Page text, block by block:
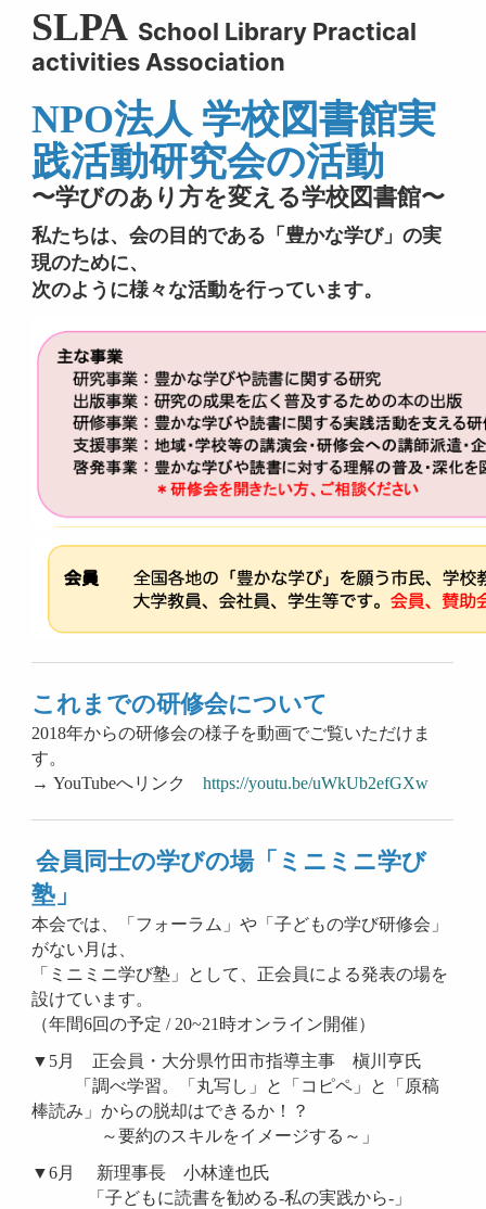
SLPA School Library Practical
activities Association
NPO法人 学校図書館実
践活動研究会の活動
〜学びのあり方を変える学校図書館〜
私たちは、会の目的である「豊かな学び」の実
現のために、
次のように様々な活動を行っています。
これまでの研修会について
2018年からの研修会の様子を動画でご覧いただけま
す。
→ YouTubeへリンクhttps://youtu.be/uWkUb2efGXw
会員同士の学びの場「ミニミニ学び
塾」
本会では、「フォーラム」や「子どもの学び研修会」
がない月は、
「ミニミニ学び塾」として、正会員による発表の場を
設けています。
（年間6回の予定 / 20~21時オンライン開催）
▼5月 正会員・大分県竹田市指導主事 槇川亨氏
「調べ学習。「丸写し」と「コピペ」と「原稿
棒読み」からの脱却はできるか！？
～要約のスキルをイメージする～」
▼6月 新理事長 小林達也氏
「子どもに読書を勧める-私の実践から-」